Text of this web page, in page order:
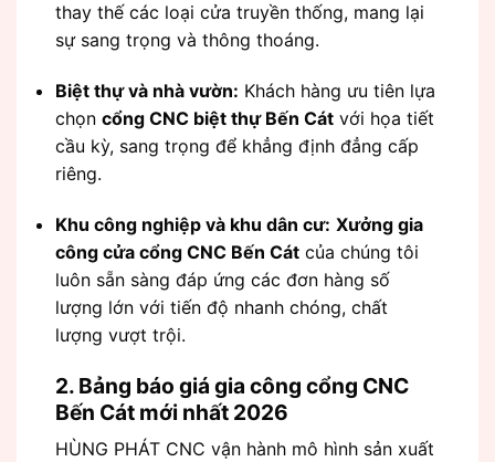
thay thế các loại cửa truyền thống, mang lại
sự sang trọng và thông thoáng.
Biệt thự và nhà vườn: Khách hàng ưu tiên lựa
chọn cổng CNC biệt thự Bến Cát với họa tiết
cầu kỳ, sang trọng để khẳng định đẳng cấp
riêng.
Khu công nghiệp và khu dân cư: Xưởng gia
công cửa cổng CNC Bến Cát của chúng tôi
luôn sẵn sàng đáp ứng các đơn hàng số
lượng lớn với tiến độ nhanh chóng, chất
lượng vượt trội.
2. Bảng báo giá gia công cổng CNC
Bến Cát mới nhất 2026
HÙNG PHÁT CNC vận hành mô hình sản xuất